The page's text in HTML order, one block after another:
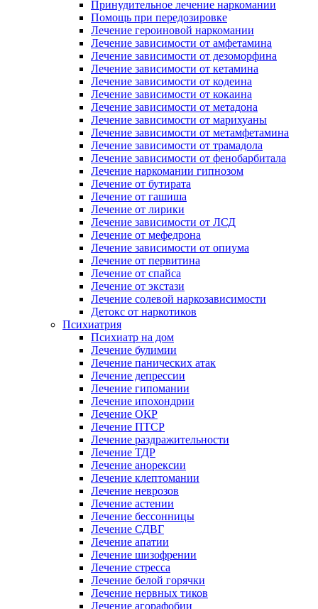
Принудительное лечение наркомании
Помощь при передозировке
Лечение героиновой наркомании
Лечение зависимости от амфетамина
Лечение зависимости от дезоморфина
Лечение зависимости от кетамина
Лечение зависимости от кодеина
Лечение зависимости от кокаина
Лечение зависимости от метадона
Лечение зависимости от марихуаны
Лечение зависимости от метамфетамина
Лечение зависимости от трамадола
Лечение зависимости от фенобарбитала
Лечение наркомании гипнозом
Лечение от бутирата
Лечение от гашиша
Лечение от лирики
Лечение зависимости от ЛСД
Лечение от мефедрона
Лечение зависимости от опиума
Лечение от первитина
Лечение от спайса
Лечение от экстази
Лечение солевой наркозависимости
Детокс от наркотиков
Психиатрия
Психиатр на дом
Лечение булимии
Лечение панических атак
Лечение депрессии
Лечение гипомании
Лечение ипохондрии
Лечение ОКР
Лечение ПТСР
Лечение раздражительности
Лечение ТДР
Лечение анорексии
Лечение клептомании
Лечение неврозов
Лечение астении
Лечение бессонницы
Лечение СДВГ
Лечение апатии
Лечение шизофрении
Лечение стресса
Лечение белой горячки
Лечение нервных тиков
Лечение агорафобии